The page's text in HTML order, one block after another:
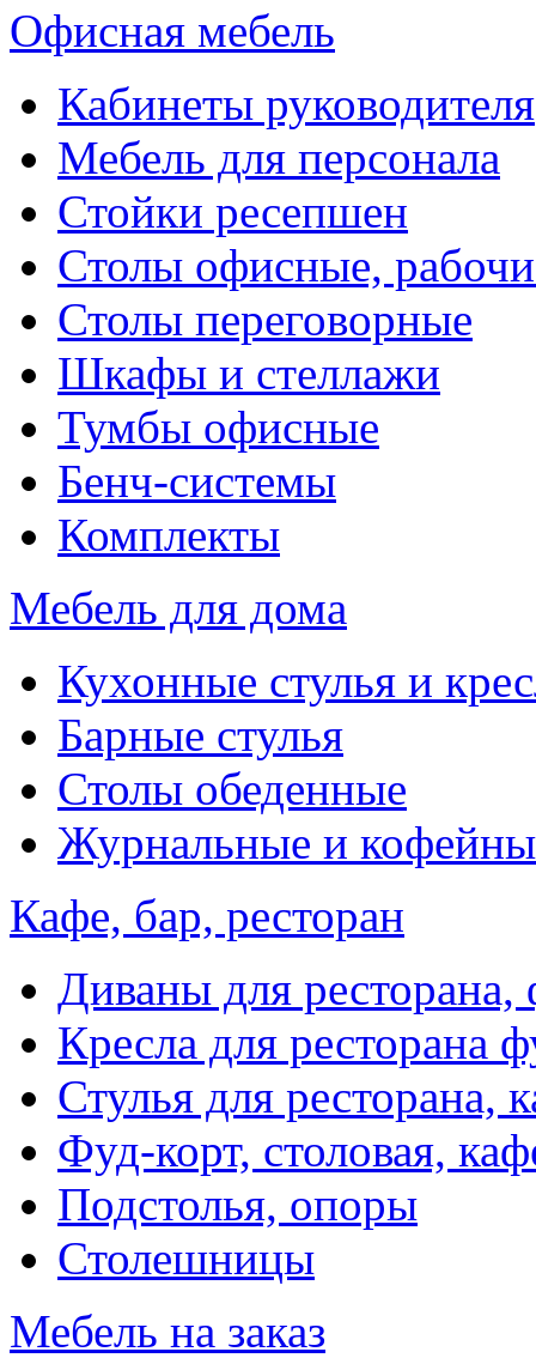
Офисная мебель
Кабинеты руководителя
Мебель для персонала
Стойки ресепшен
Столы офисные,
Столы переговорные
Шкафы и стеллажи
Тумбы офисные
Бенч-системы
Комплекты
Мебель для дома
Кухонные стулья и
Барные стулья
Столы обеденные
Журнальные и
Кафе, бар, ресторан
Диваны для ресторана,
Кресла для ресторана
Стулья для ресторана,
Фуд-корт, столовая,
Подстолья, опоры
Столешницы
Мебель на заказ